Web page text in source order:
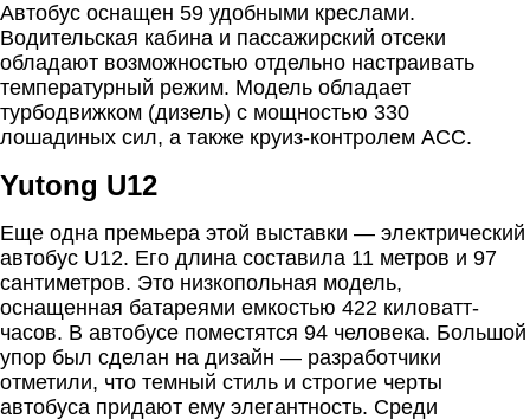
Автобус оснащен 59 удобными креслами.
Водительская кабина и пассажирский отсеки
обладают возможностью отдельно настраивать
температурный режим. Модель обладает
турбодвижком (дизель) с мощностью 330
лошадиных сил, а также круиз-контролем ACC.
Yutong U12
Еще одна премьера этой выставки — электрический
автобус U12. Его длина составила 11 метров и 97
сантиметров. Это низкопольная модель,
оснащенная батареями емкостью 422 киловатт-
часов. В автобусе поместятся 94 человека. Большой
упор был сделан на дизайн — разработчики
отметили, что темный стиль и строгие черты
автобуса придают ему элегантность. Среди